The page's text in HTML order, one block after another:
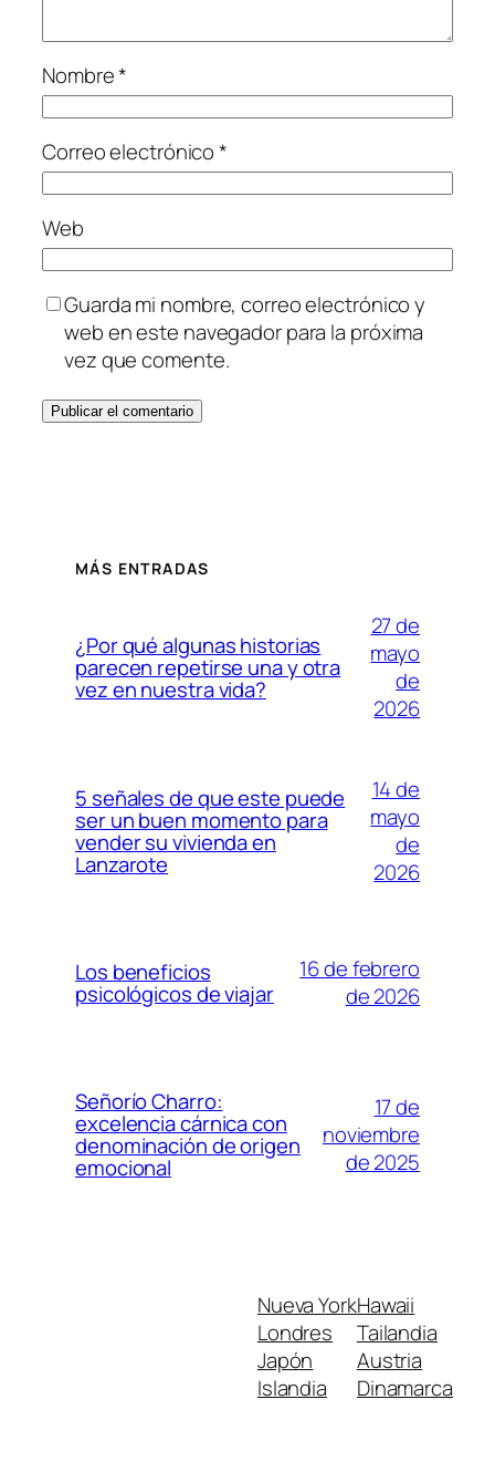
Nombre*
Correo electrónico*
Web
Guarda mi nombre, correo electrónico y
web en este navegador para la próxima
vez que comente.
MÁS ENTRADAS
¿Por qué algunas historias
parecen repetirse una y otra
vez en nuestra vida?
27 de
mayo
de
2026
5 señales de que este puede
ser un buen momento para
vender su vivienda en
Lanzarote
14 de
mayo
de
2026
Los beneficios
psicológicos de viajar
16 de febrero
de 2026
Señorío Charro:
excelencia cárnica con
denominación de origen
emocional
17 de
noviembre
de 2025
Nueva York
Londres
Japón
Islandia
Hawaii
Tailandia
Austria
Dinamarca